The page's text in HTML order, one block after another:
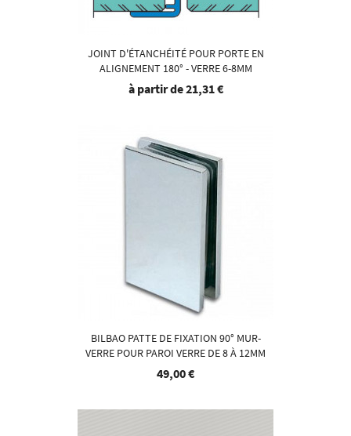
JOINT D'ÉTANCHÉITÉ POUR PORTE EN
ALIGNEMENT 180° - VERRE 6-8MM
à partir de21,31 €
BILBAO PATTE DE FIXATION 90° MUR-
VERRE POUR PAROI VERRE DE 8 À 12MM
49,00 €